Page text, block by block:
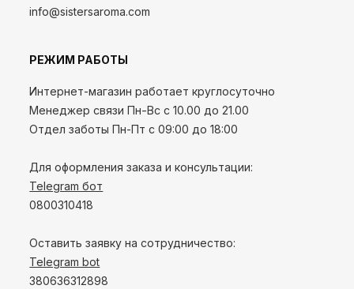
info@sistersaroma.com
РЕЖИМ РАБОТЫ
Интернет-магазин работает круглосуточно
Менеджер связи Пн-Вс с 10.00 до 21.00
Отдел заботы Пн-Пт с 09:00 до 18:00
Для оформления заказа и консультации:
Telegram бот
0800310418
Оставить заявку на сотрудничество:
Telegram bot
380636312898